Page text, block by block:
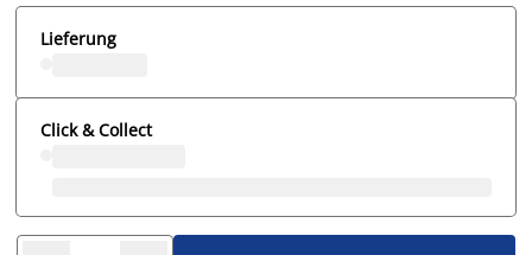
Lieferung
Click & Collect